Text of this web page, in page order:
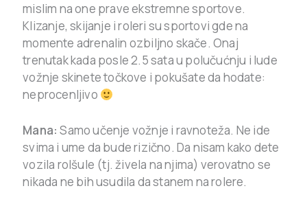
mislim na one prave ekstremne sportove.
Klizanje, skijanje i roleri su sportovi gde na
momente adrenalin ozbiljno skače. Onaj
trenutak kada posle 2.5 sata u polučućnju i lude
vožnje skinete točkove i pokušate da hodate:
neprocenljivo
Mana: Samo učenje vožnje i ravnoteža. Ne ide
svima i ume da bude rizično. Da nisam kako dete
vozila rolšule (tj. živela na njima) verovatno se
nikada ne bih usudila da stanem na rolere.